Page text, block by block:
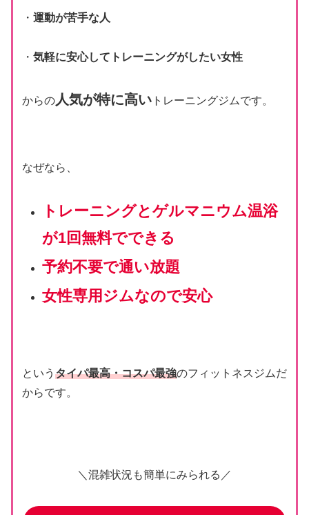
・ 運動が苦手な人
・ 気軽に安心してトレーニングがしたい女性
からの人気が特に高いトレーニングジムです。
なぜなら、
トレーニングとゲルマニウム温浴
が1回無料でできる
予約不要で通い放題
女性専用ジムなので安心
という タイパ最高・コスパ最強のフィットネスジムだ
からです。
＼混雑状況も簡単にみられる／